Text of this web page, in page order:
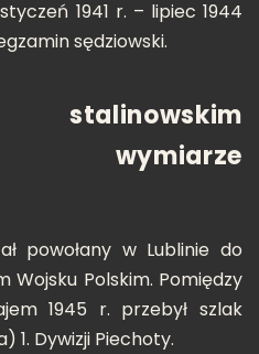
1941 r. – lipiec 1944
sędziowski.
wymiarze
powołany w Lublinie do
Wojsku Polskim. Pomiędzy
1945 r. przebył szlak
1. Dywizji Piechoty.